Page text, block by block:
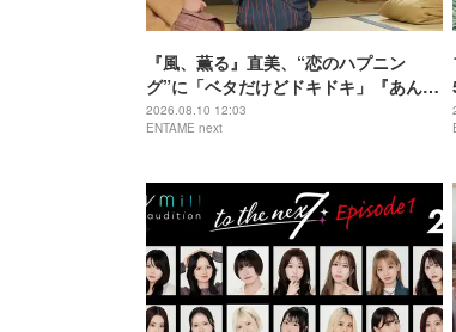
『風、薫る』直美、“恋のハプニン
グ”に「ベタだけどドキドキ」『あんぱ
ん』豪＆蘭子を思い出す声も
2026.08.10 12:03
ENTAME next